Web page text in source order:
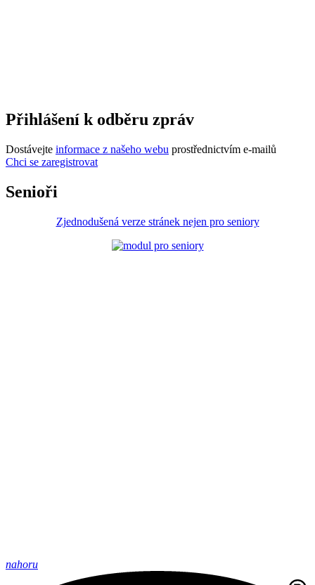
Přihlášení k odběru zpráv
Dostávejte informace z našeho webu prostřednictvím e-mailů
Chci se zaregistrovat
Senioři
Zjednodušená verze stránek nejen pro seniory
nahoru